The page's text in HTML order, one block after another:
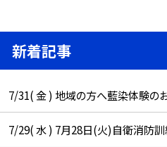
新着記事
7/31( 金 ) 地域の方へ藍染体験の
7/29( 水 ) 7月28日(火)自衛消防